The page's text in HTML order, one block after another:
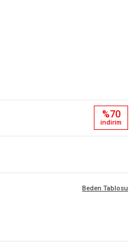
%70
i̇ndi̇ri̇m
Beden Tablosu